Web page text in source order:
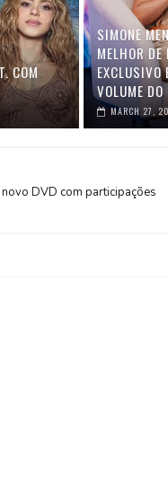
COM
SIMONE
MELHOR
EXCLUSIVO
VOLUME DO
MARCH 27,
DVD com participações